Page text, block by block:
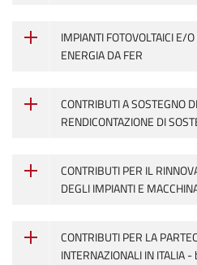
IMPIANTI FOTOVOLTAICI E/
ENERGIA DA FER
CONTRIBUTI A SOSTEGNO
RENDICONTAZIONE DI
CONTRIBUTI PER IL
DEGLI IMPIANTI E
CONTRIBUTI PER LA
INTERNAZIONALI IN ITALIA